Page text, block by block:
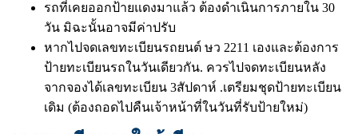
รถที่เคยออกป้ายแดงมาแล้ว ต้องดำเนินการภายใน 30
วัน มิฉะนั้นอาจมีค่าปรับ
หากไปจดเลขทะเบียนรถยนต์ ษว 2211 เองและต้องการ
ป้ายทะเบียนรถในวันเดียวกัน. ควรไปจดทะเบียนหลัง
จากจองได้เลขทะเบียน 3สัปดาห์ .เตรียมชุดป้ายทะเบียน
เดิม (ต้องถอดไปคืนเจ้าหน้าที่ในวันที่รับป้ายใหม่)